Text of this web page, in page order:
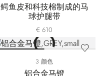
鳄鱼皮和科技棉制成的马
球护腿带
€ 610
3 颜色
铝合金马镫